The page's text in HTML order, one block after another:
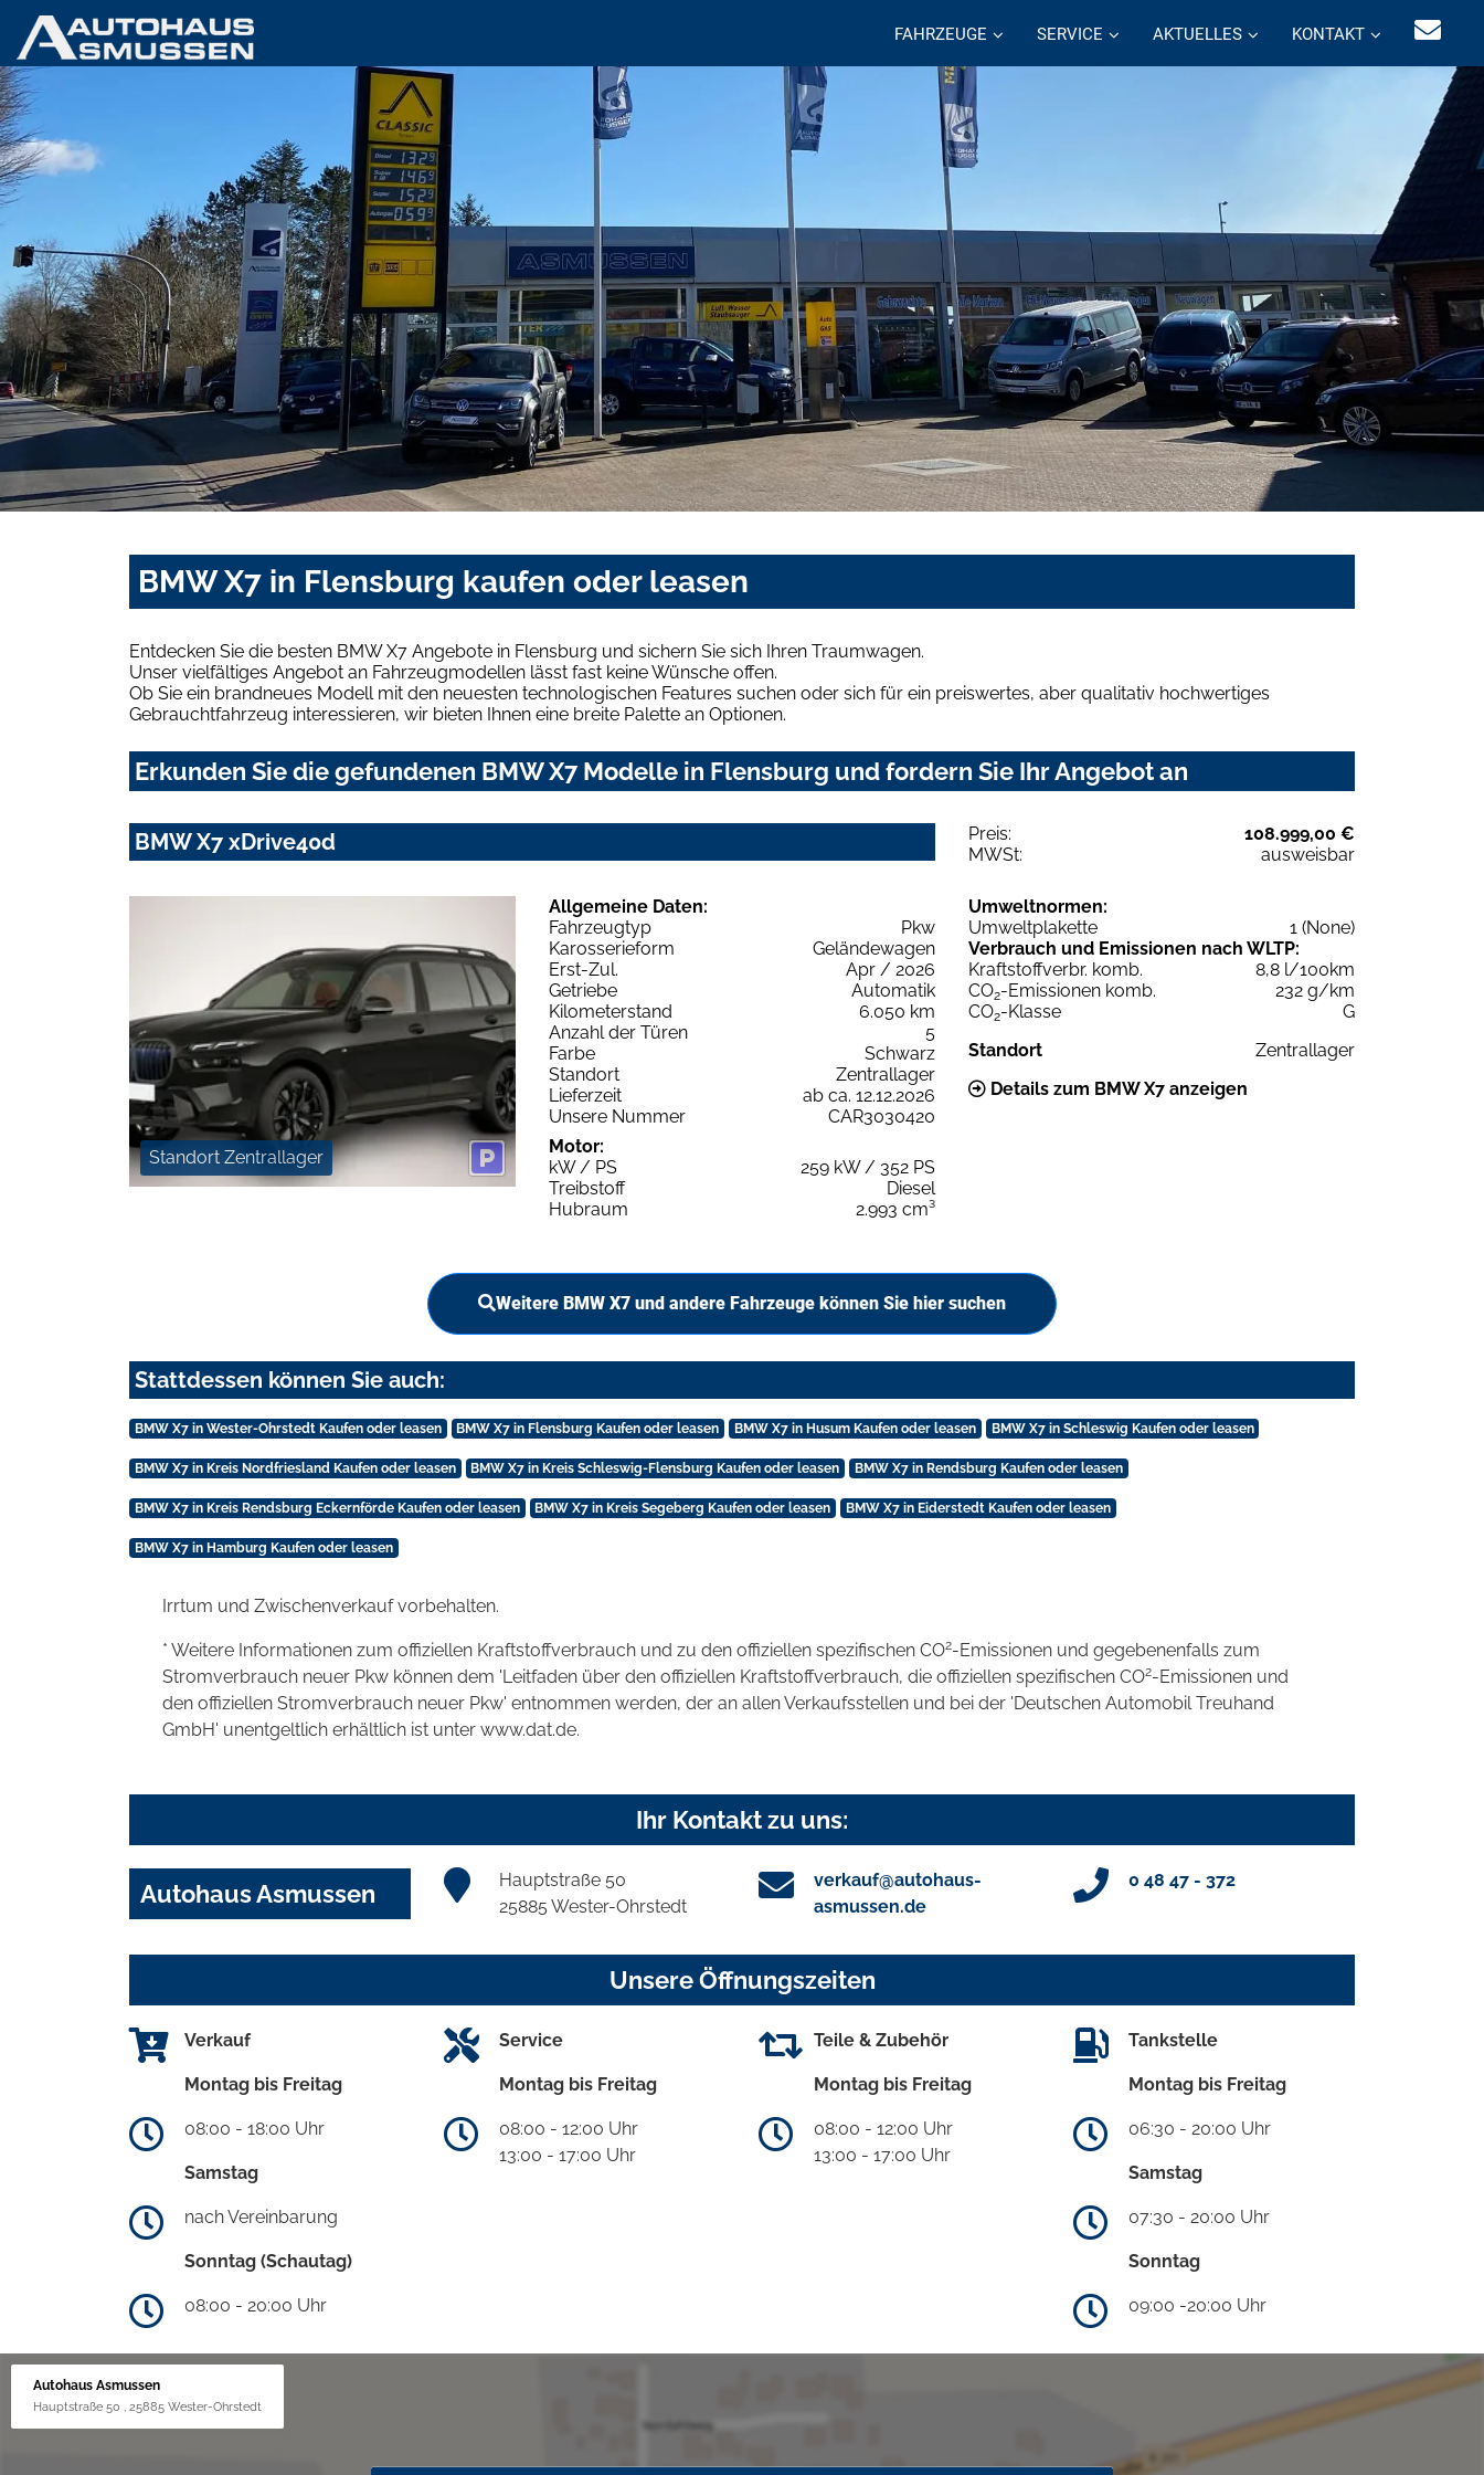
FAHRZEUGE SERVICE AKTUELLES KONTAKT
BMW X7 in Flensburg kaufen oder leasen
Entdecken Sie die besten BMW X7 Angebote in Flensburg und sichern Sie sich Ihren Traumwagen.
Unser vielfältiges Angebot an Fahrzeugmodellen lässt fast keine Wünsche offen.
Ob Sie ein brandneues Modell mit den neuesten technologischen Features suchen oder sich für ein preiswertes, aber qualitativ hochwertiges
Gebrauchtfahrzeug interessieren, wir bieten Ihnen eine breite Palette an Optionen.
Erkunden Sie die gefundenen BMW X7 Modelle in Flensburg und fordern Sie Ihr Angebot an
BMW X7 xDrive40d Preis:
108.999,00 €
MWSt:
ausweisbar
Standort Zentrallager
Allgemeine Daten:
Fahrzeugtyp
Pkw
Karosserieform
Geländewagen
Erst-Zul.
Apr / 2026
Getriebe
Automatik
Kilometerstand
6.050 km
Anzahl der Türen
5
Farbe
Schwarz
Standort
Zentrallager
Lieferzeit
ab ca. 12.12.2026
Unsere Nummer
CAR3030420
Motor:
kW / PS
259 kW / 352 PS
Treibstoff
Diesel
Hubraum
2.993 cm³
Umweltnormen:
Umweltplakette
1 (None)
Verbrauch und Emissionen nach WLTP:
Kraftstoffverbr. komb.
8,8 l/100km
CO2-Emissionen komb.
232 g/km
CO2-Klasse
G
Standort
Zentrallager
Details zum BMW X7 anzeigen
Weitere BMW X7 und andere Fahrzeuge können Sie hier suchen
Stattdessen können Sie auch:
BMW X7 in Wester-Ohrstedt Kaufen oder leasen BMW X7 in Flensburg Kaufen oder leasen BMW X7 in Husum Kaufen oder leasen BMW X7 in Schleswig Kaufen oder leasen
BMW X7 in Kreis Nordfriesland Kaufen oder leasen BMW X7 in Kreis Schleswig-Flensburg Kaufen oder leasen BMW X7 in Rendsburg Kaufen oder leasen
BMW X7 in Kreis Rendsburg Eckernförde Kaufen oder leasen BMW X7 in Kreis Segeberg Kaufen oder leasen BMW X7 in Eiderstedt Kaufen oder leasen
BMW X7 in Hamburg Kaufen oder leasen
Irrtum und Zwischenverkauf vorbehalten.
* Weitere Informationen zum offiziellen Kraftstoffverbrauch und zu den offiziellen spezifischen CO2-Emissionen und gegebenenfalls zum
Stromverbrauch neuer Pkw können dem 'Leitfaden über den offiziellen Kraftstoffverbrauch, die offiziellen spezifischen CO2-Emissionen und
den offiziellen Stromverbrauch neuer Pkw' entnommen werden, der an allen Verkaufsstellen und bei der 'Deutschen Automobil Treuhand
GmbH' unentgeltlich erhältlich ist unter www.dat.de.
Ihr Kontakt zu uns:
Autohaus Asmussen
Hauptstraße 50
25885 Wester-Ohrstedt
verkauf@autohaus-
asmussen.de
0 48 47 - 372
Unsere Öffnungszeiten
Verkauf
Montag bis Freitag
08:00 - 18:00 Uhr
Samstag
nach Vereinbarung
Sonntag (Schautag)
08:00 - 20:00 Uhr
Service
Montag bis Freitag
08:00 - 12:00 Uhr
13:00 - 17:00 Uhr
Teile & Zubehör
Montag bis Freitag
08:00 - 12:00 Uhr
13:00 - 17:00 Uhr
Tankstelle
Montag bis Freitag
06:30 - 20:00 Uhr
Samstag
07:30 - 20:00 Uhr
Sonntag
09:00 -20:00 Uhr
Autohaus Asmussen
Hauptstraße 50 , 25885 Wester-Ohrstedt